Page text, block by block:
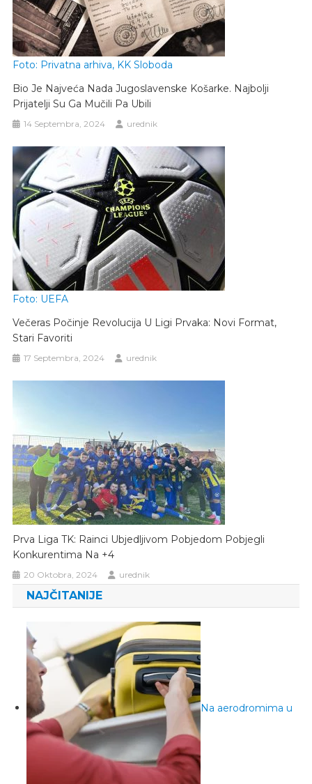
Foto: Privatna arhiva, KK Sloboda
Bio Je Najveća Nada Jugoslavenske Košarke. Najbolji
Prijatelji Su Ga Mučili Pa Ubili
14 Septembra, 2024 urednik
Foto: UEFA
Večeras Počinje Revolucija U Ligi Prvaka: Novi Format,
Stari Favoriti
17 Septembra, 2024 urednik
Prva Liga TK: Rainci Ubjedljivom Pobjedom Pobjegli
Konkurentima Na +4
20 Oktobra, 2024 urednik
NAJČITANIJE
Na aerodromima u